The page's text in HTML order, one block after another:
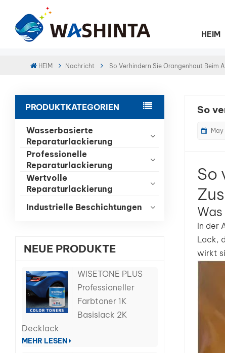
HEIM
HEIM Nachricht So Verhindern Sie Orangenhaut Beim
PRODUKTKATEGORIEN
Wasserbasierte
Reparaturlackierung
Professionelle
Reparaturlackierung
Wertvolle
Reparaturlackierung
Industrielle Beschichtungen
NEUE PRODUKTE
WISETONE PLUS
Professioneller
Farbtoner 1K
Basislack 2K
Decklack
MEHR LESEN
So
May
So
In der
Lack,
wirkt